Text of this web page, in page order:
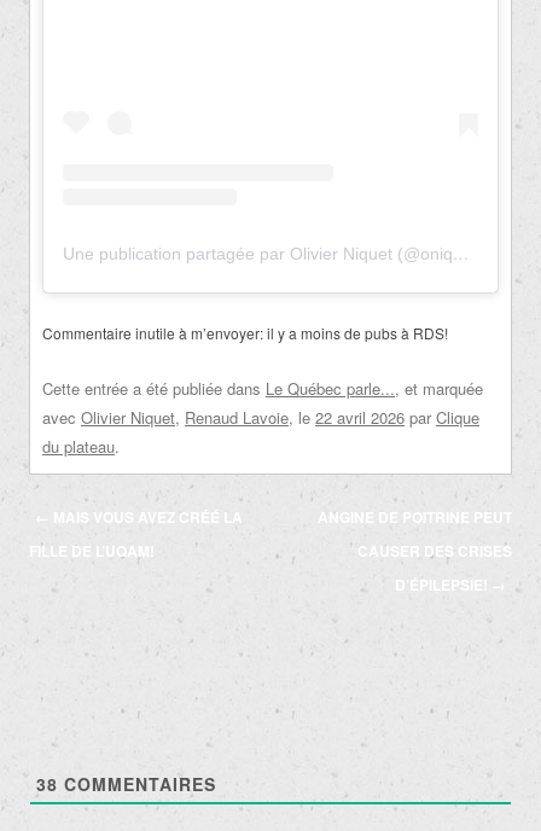
Une publication partagée par Olivier Niquet (@oniquet)
Commentaire inutile à m’envoyer: il y a moins de pubs à RDS!
Cette entrée a été publiée dans Le Québec parle..., et marquée
avec Olivier Niquet, Renaud Lavoie, le 22 avril 2026 par Clique
du plateau.
Navigation
des
articles
←
MAIS VOUS AVEZ CRÉÉ LA
FILLE DE L’UQAM!
ANGINE DE POITRINE PEUT
CAUSER DES CRISES
D’ÉPILEPSIE!
38 COMMENTAIRES